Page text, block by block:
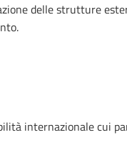
delle strutture
internazionale cui